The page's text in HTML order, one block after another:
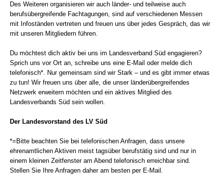
Des Weiteren organisieren wir auch länder- und teilweise auch
berufsübergreifende Fachtagungen, sind auf verschiedenen Messen
mit Infoständen vertreten und freuen uns über jedes Gespräch, das wir
mit unseren Mitgliedern führen.
Du möchtest dich aktiv bei uns im Landesverband Süd engagieren?
Sprich uns vor Ort an, schreibe uns eine E-Mail oder melde dich
telefonisch*. Nur gemeinsam sind wir Stark – und es gibt immer etwas
zu tun! Wir freuen uns über alle, die unser länderübergreifendes
Netzwerk erweitern möchten und ein aktives Mitglied des
Landesverbands Süd sein wollen.
Der Landesvorstand des LV Süd
*=Bitte beachten Sie bei telefonischen Anfragen, dass unsere
ehrenamtlichen Aktiven meist tagsüber berufstätig sind und nur in
einem kleinen Zeitfenster am Abend telefonisch erreichbar sind.
Stellen Sie Ihre Anfragen daher am besten per E-Mail.